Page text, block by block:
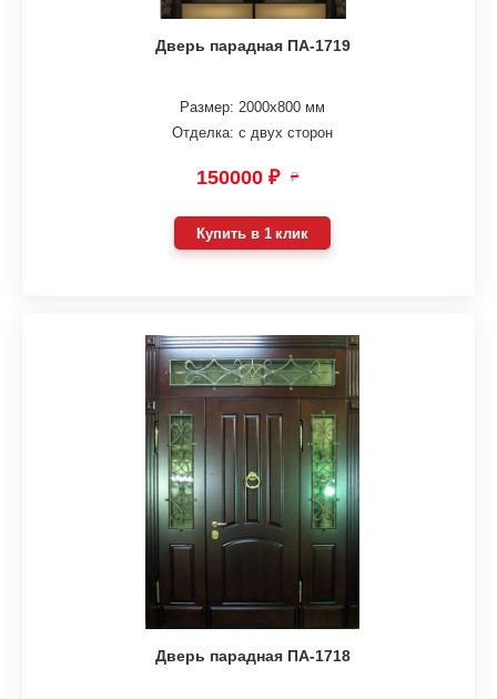
Дверь парадная ПА-1719
Размер: 2000х800 мм
Отделка: с двух сторон
150000 ₽ ₽
Купить в 1 клик
Дверь парадная ПА-1718